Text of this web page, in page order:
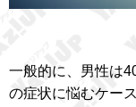
一般的に、男性は
の症状に悩むケー